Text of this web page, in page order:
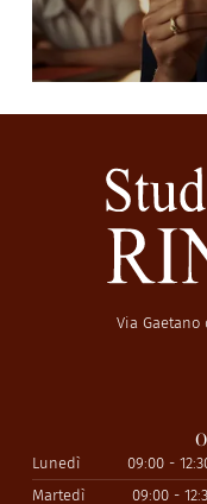
Via Gaetano
Lunedì 09:00 -
Martedì
09:00 -